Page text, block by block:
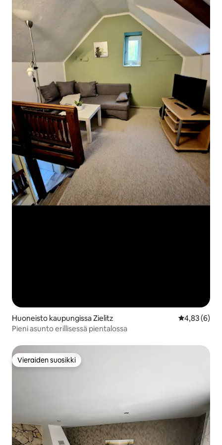
Huoneisto kaupungissa Zielitz
4,83 (6)
Pieni asunto erillisessä pientalossa
Vieraiden suosikki
Vieraiden suosikki